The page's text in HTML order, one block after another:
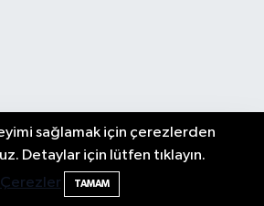
sağlamak için çerezlerden
Detaylar için lütfen tıklayın.
Çerezler
TAMAM